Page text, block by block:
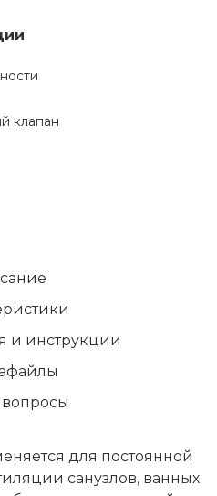
клапан
и инструкции
для постоянной
санузлов, ванных